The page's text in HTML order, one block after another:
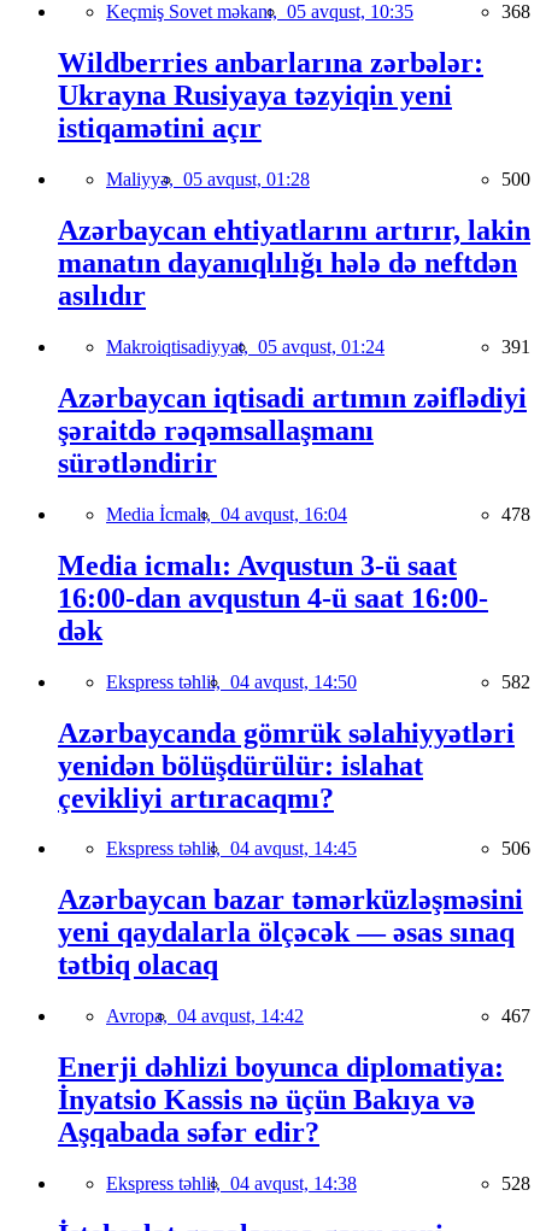
Keçmiş Sovet məkanı, 05 avqust, 10:35 368
Wildberries anbarlarına zərbələr:
Ukrayna Rusiyaya təzyiqin yeni
istiqamətini açır
Maliyyə, 05 avqust, 01:28 500
Azərbaycan ehtiyatlarını artırır, lakin
manatın dayanıqlılığı hələ də neftdən
asılıdır
Makroiqtisadiyyat, 05 avqust, 01:24 391
Azərbaycan iqtisadi artımın zəiflədiyi
şəraitdə rəqəmsallaşmanı
sürətləndirir
Media İcmalı, 04 avqust, 16:04 478
Media icmalı: Avqustun 3-ü saat
16:00-dan avqustun 4-ü saat 16:00-
dək
Ekspress təhlil, 04 avqust, 14:50 582
Azərbaycanda gömrük səlahiyyətləri
yenidən bölüşdürülür: islahat
çevikliyi artıracaqmı?
Ekspress təhlil, 04 avqust, 14:45 506
Azərbaycan bazar təmərküzləşməsini
yeni qaydalarla ölçəcək — əsas sınaq
tətbiq olacaq
Avropa, 04 avqust, 14:42 467
Enerji dəhlizi boyunca diplomatiya:
İnyatsio Kassis nə üçün Bakıya və
Aşqabada səfər edir?
Ekspress təhlil, 04 avqust, 14:38 528